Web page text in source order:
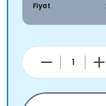
Fiyat